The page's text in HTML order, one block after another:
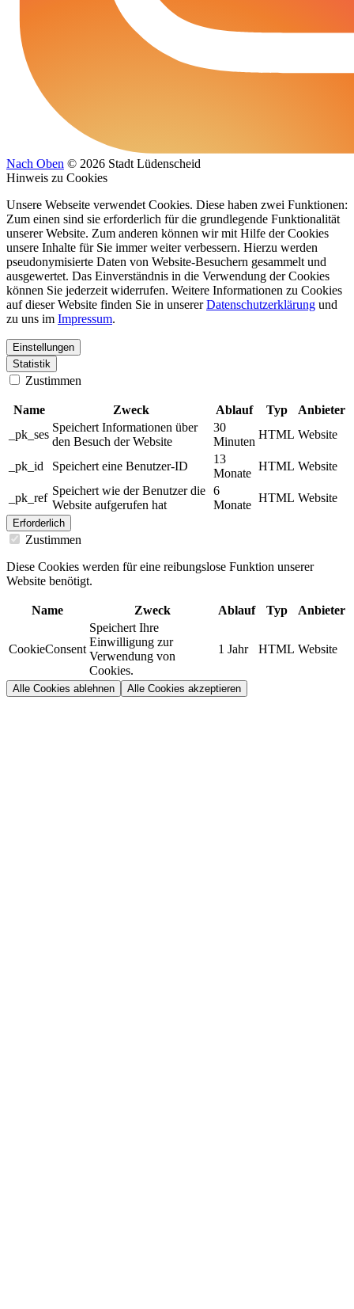
Nach Oben © 2026 Stadt Lüdenscheid
Hinweis zu Cookies
Unsere Webseite verwendet Cookies. Diese haben zwei Funktionen:
Zum einen sind sie erforderlich für die grundlegende Funktionalität
unserer Website. Zum anderen können wir mit Hilfe der Cookies
unsere Inhalte für Sie immer weiter verbessern. Hierzu werden
pseudonymisierte Daten von Website-Besuchern gesammelt und
ausgewertet. Das Einverständnis in die Verwendung der Cookies
können Sie jederzeit widerrufen. Weitere Informationen zu Cookies
auf dieser Website finden Sie in unsererDatenschutzerklärung und
zu uns im Impressum.
Einstellungen
Statistik
Zustimmen
Name Zweck Ablauf Typ
Anbieter
_pk_ses
Speichert Informationen über
den Besuch der Website
30
Minuten
HTML Website
_pk_id Speichert eine Benutzer-ID
13
Monate
HTML Website
_pk_ref
Speichert wie der Benutzer die
Website aufgerufen hat
6
Monate
HTML Website
Erforderlich
Zustimmen
Diese Cookies werden für eine reibungslose Funktion unserer
Website benötigt.
Name Zweck Ablauf Typ Anbieter
CookieConsent
Speichert Ihre
Einwilligung zur
Verwendung von
Cookies.
1 Jahr HTML Website
Alle Cookies ablehnen Alle Cookies akzeptieren